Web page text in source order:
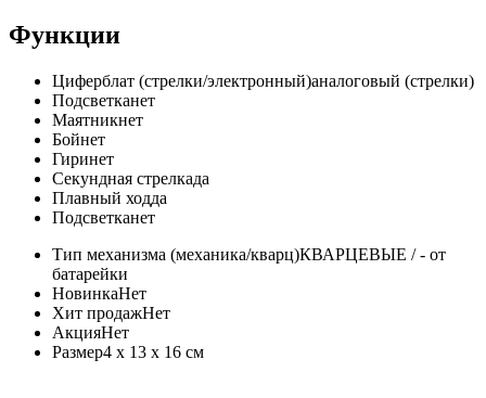
Функции
Циферблат (стрелки/электронный)аналоговый (стрелки)
Подсветканет
Маятникнет
Бойнет
Гиринет
Секундная стрелкада
Плавный ходда
Подсветканет
Тип механизма (механика/кварц)КВАРЦЕВЫЕ / - от
батарейки
НовинкаНет
Хит продажНет
АкцияНет
Размер4 x 13 x 16 см